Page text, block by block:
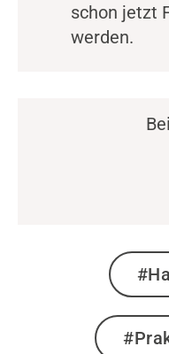
schon jetzt
werden.